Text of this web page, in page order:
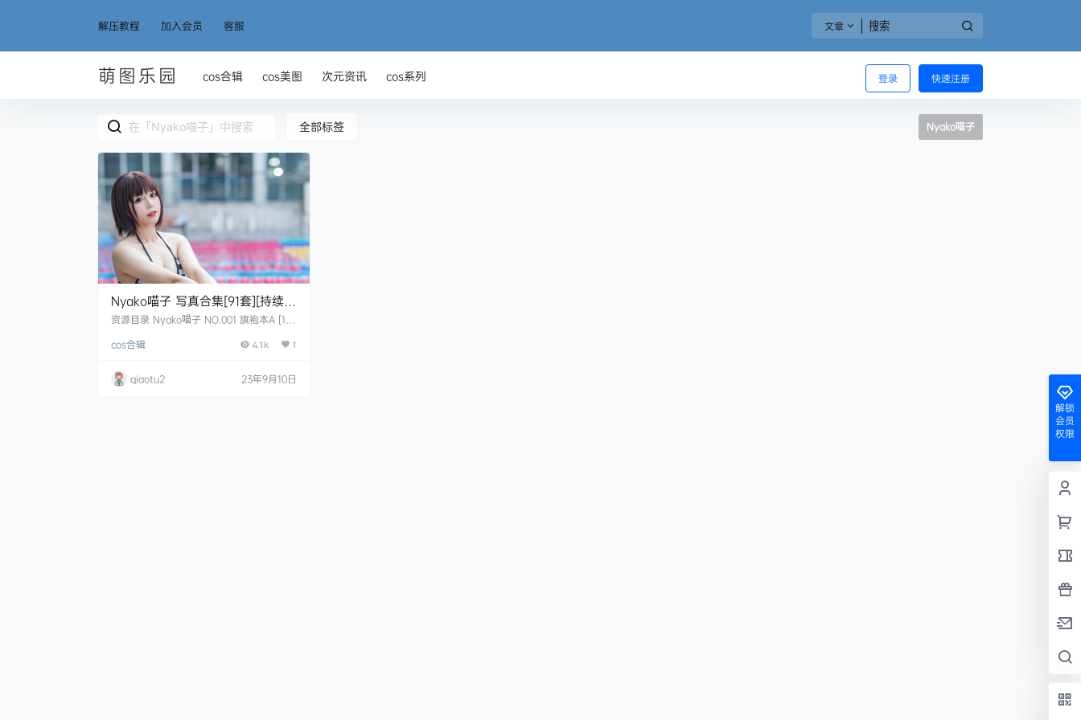
解压教程 加入会员 客服 文章
萌图乐园 登录 快速注册
cos合辑 cos美图 次元资讯 cos系列
全部标签 Nyako喵子
Nyako喵子 写真合集[91套][持续更
新]
资源目录 Nyako喵子 NO.001 旗袍本A [105
1P-378MB] Nyako喵子 NO.003 自撮り①
撮り② [197P7V-723MB] Nyako喵子 NO.
005 高中生02 [.
cos合辑 4.1k 1
qiaotu2 23年9月10日
解锁
会员
权限